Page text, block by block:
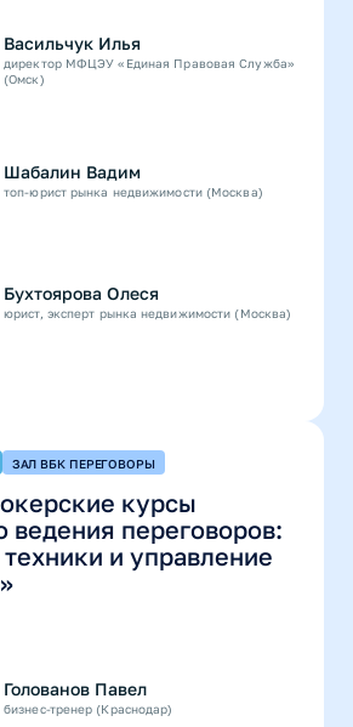
Васильчук Илья
директор МФЦЭУ «Единая Правовая Служба»
(Омск)
Шабалин Вадим
топ-юрист рынка недвижимости (Москва)
Бухтоярова Олеся
юрист, эксперт рынка недвижимости (Москва)
ЗАЛ ВБК ПЕРЕГОВОРЫ
курсы
ведения переговоров:
и управление
Голованов Павел
бизнес-тренер (Краснодар)